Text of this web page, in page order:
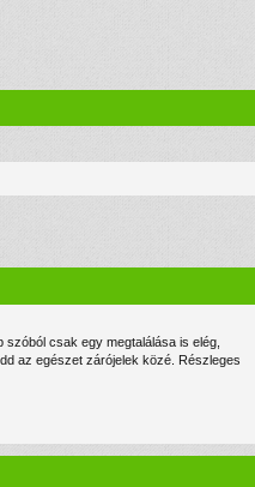
az egészet zárójelek közé. Részleges